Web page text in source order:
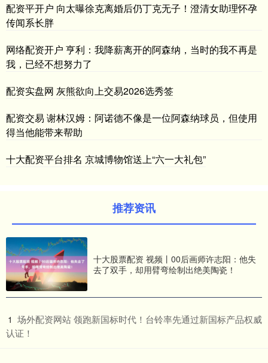
配资平开户 向太曝徐克离婚后仍丁克无子！澄清女助理怀孕
传闻系长胖
网络配资开户 亨利：我降薪离开的阿森纳，当时的我不再是
我，已经不想努力了
配资实盘网 灰熊欲向上交易2026选秀签
配资交易 谢林汉姆：阿诺德不像是一位阿森纳球员，但使用
得当他能带来帮助
十大配资平台排名 京城博物馆送上“六一大礼包”
推荐资讯
十大股票配资 视频丨00后画师许志阳：他失
去了双手，却用臂弯绘制出绝美陶瓷！
1 ​场外配资网站 领跑新国标时代！台铃率先通过新国标产品权威
认证！